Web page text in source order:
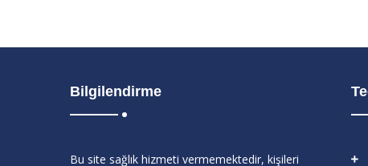
Bilgilendirme
Bu site sağlık hizmeti vermemektedir, kişileri